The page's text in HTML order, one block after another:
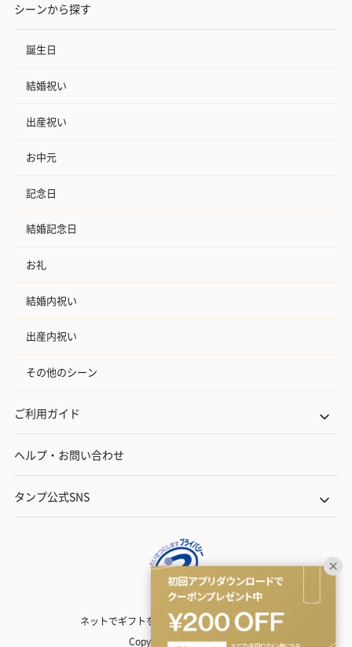
シーンから探す
誕生日
結婚祝い
出産祝い
お中元
記念日
結婚記念日
お礼
結婚内祝い
出産内祝い
その他のシーン
ご利用ガイド
ヘルプ・お問い合わせ
タンプ公式SNS
ネットでギフトを贈るなら | TANP（タンプ）
Copyright© TANP Inc.